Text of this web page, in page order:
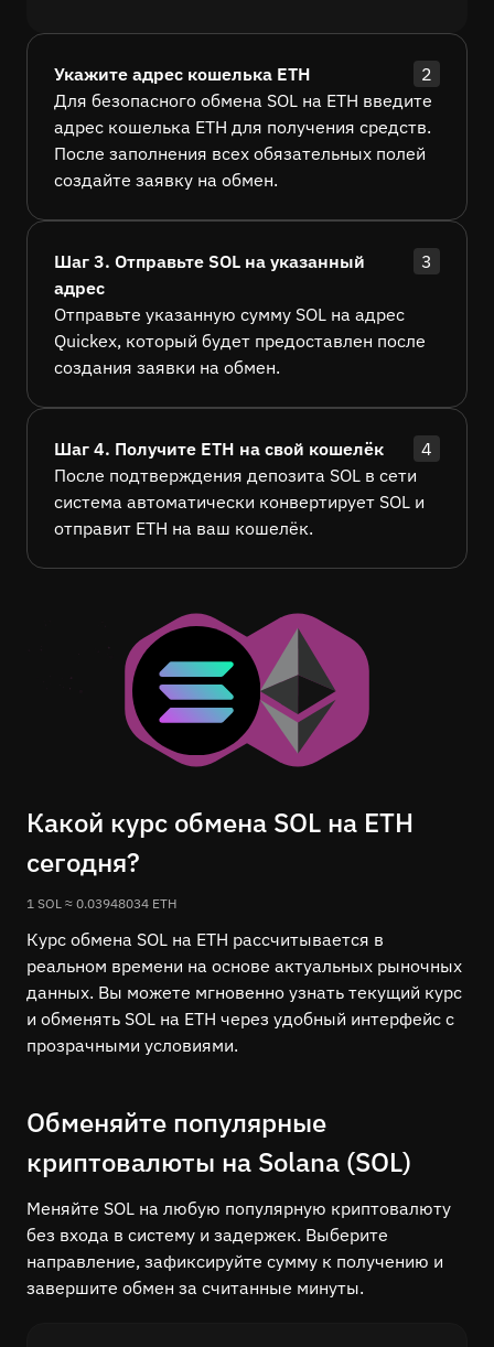
Укажите адрес кошелька ETH
2
Для безопасного обмена SOL на ETH введите
адрес кошелька ETH для получения средств.
После заполнения всех обязательных полей
создайте заявку на обмен.
Шаг 3. Отправьте SOL на указанный
адрес
3
Отправьте указанную сумму SOL на адрес
Quickex, который будет предоставлен после
создания заявки на обмен.
Шаг 4. Получите ETH на свой кошелёк
4
После подтверждения депозита SOL в сети
система автоматически конвертирует SOL и
отправит ETH на ваш кошелёк.
Какой курс обмена SOL на ETH
сегодня?
1 SOL ≈ 0.03948034 ETH
Курс обмена SOL на ETH рассчитывается в
реальном времени на основе актуальных рыночных
данных. Вы можете мгновенно узнать текущий курс
и обменять SOL на ETH через удобный интерфейс с
прозрачными условиями.
Обменяйте популярные
криптовалюты на Solana (SOL)
Меняйте SOL на любую популярную криптовалюту
без входа в систему и задержек. Выберите
направление, зафиксируйте сумму к получению и
завершите обмен за считанные минуты.